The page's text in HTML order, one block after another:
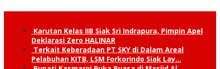
Karutan Kelas IIB Siak Sri Indrapura, Pimpin Apel
Deklarasi Zero HALINAR
Terkait Keberadaan PT SKY di Dalam Areal
Pelabuhan KITB, LSM Forkorindo Siak Lay…